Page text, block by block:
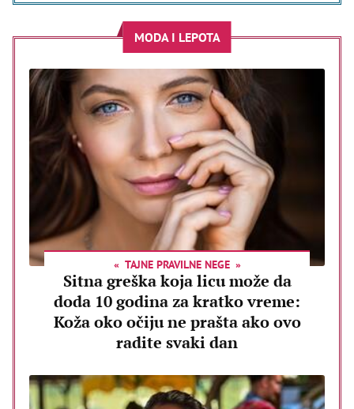
MODA I LEPOTA
TAJNE PRAVILNE NEGE
Sitna greška koja licu može da
doda 10 godina za kratko vreme:
Koža oko očiju ne prašta ako ovo
radite svaki dan